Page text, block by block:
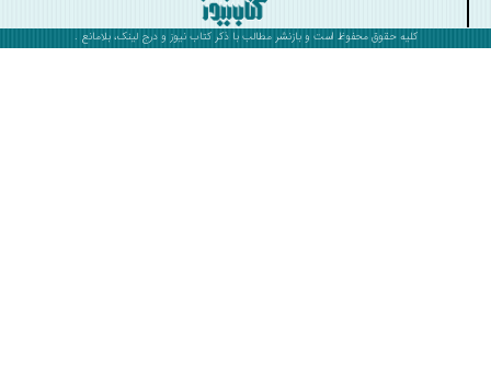
کلیه حقوق محفوظ است و بازنشر مطالب با ذکرکتاب نیوزو درج لینک، بلامانع .